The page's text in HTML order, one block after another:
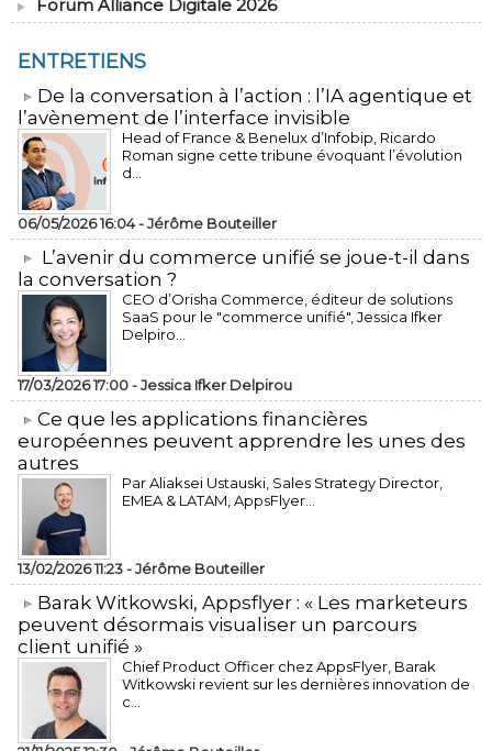
Forum Alliance Digitale 2026
ENTRETIENS
​De la conversation à l’action : l’IA agentique et
l’avènement de l’interface invisible
Head of France & Benelux d’Infobip, Ricardo
Roman signe cette tribune évoquant l’évolution
d...
06/05/2026 16:04 -Jérôme Bouteiller
L’avenir du commerce unifié se joue-t-il dans
la conversation ?
CEO d’Orisha Commerce, éditeur de solutions
SaaS pour le "commerce unifié", Jessica Ifker
Delpiro...
17/03/2026 17:00 -Jessica Ifker Delpirou
​Ce que les applications financières
européennes peuvent apprendre les unes des
autres
Par Aliaksei Ustauski, Sales Strategy Director,
EMEA & LATAM, AppsFlyer...
13/02/2026 11:23 -Jérôme Bouteiller
​Barak Witkowski, Appsflyer : « Les marketeurs
peuvent désormais visualiser un parcours
client unifié »
Chief Product Officer chez AppsFlyer, ​Barak
Witkowski revient sur les dernières innovation de
c...